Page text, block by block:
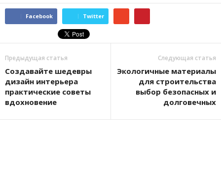
Facebook Twitter
Предыдущая статья
Создавайте шедевры
дизайн интерьера
практические советы
вдохновение
Следующая статья
Экологичные материалы
для строительства
выбор безопасных и
долговечных